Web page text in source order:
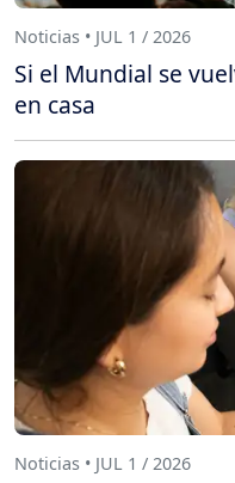
Noticias • JUL 1 / 2026
Si el Mundial se
en casa
Noticias • JUL 1 / 2026